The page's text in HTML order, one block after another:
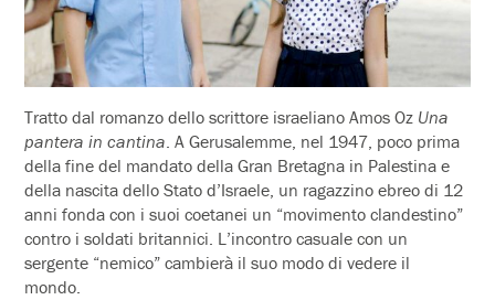
Tratto dal romanzo dello scrittore israeliano Amos Oz Una
pantera in cantina. A Gerusalemme, nel 1947, poco prima
della fine del mandato della Gran Bretagna in Palestina e
della nascita dello Stato d’Israele, un ragazzino ebreo di 12
anni fonda con i suoi coetanei un “movimento clandestino”
contro i soldati britannici. L’incontro casuale con un
sergente “nemico” cambierà il suo modo di vedere il
mondo.